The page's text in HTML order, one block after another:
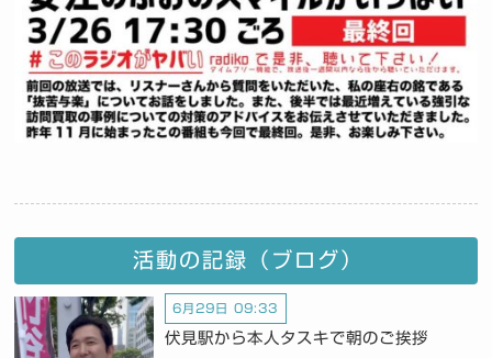
活動の記録（ブログ）
6月29日 09:33
伏見駅から本人タスキで朝のご挨拶